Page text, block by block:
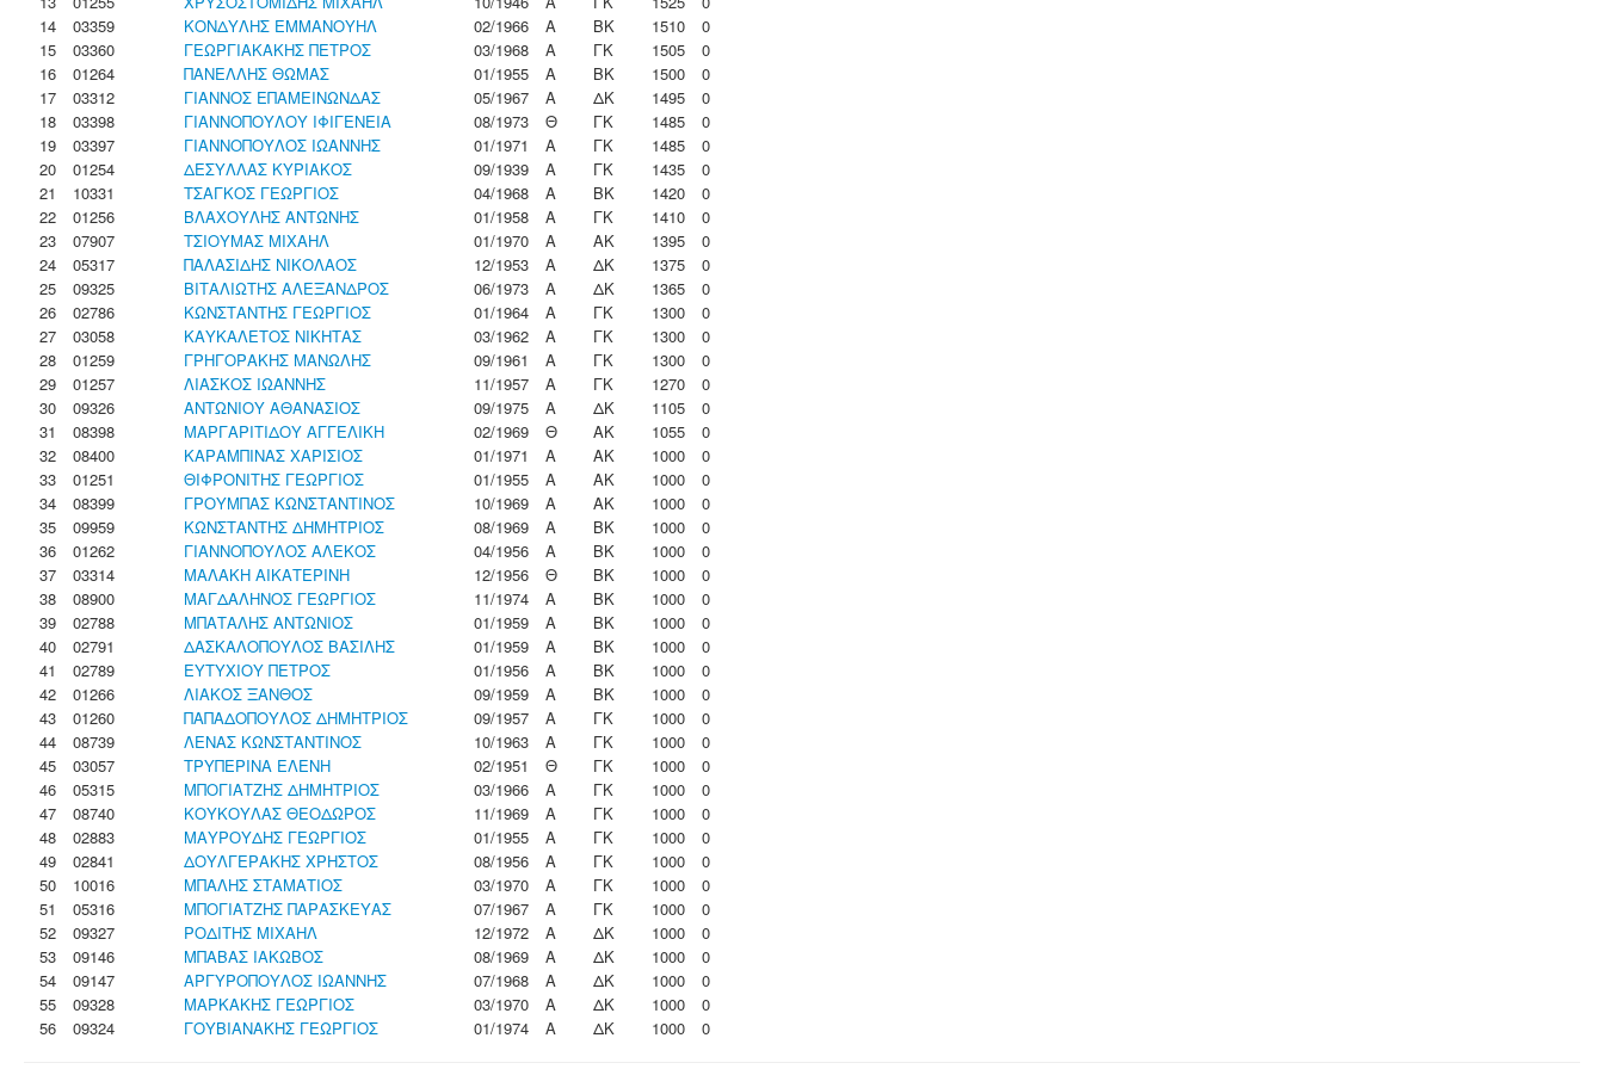
14
03359 ΚΟΝΔΥΛΗΣ ΕΜΜΑΝΟΥΗΛ 02/1966 Α ΒΚ 1510
0
15
03360 ΓΕΩΡΓΙΑΚΑΚΗΣ ΠΕΤΡΟΣ 03/1968 Α ΓΚ 1505
0
16
01264 ΠΑΝΕΛΛΗΣ ΘΩΜΑΣ 01/1955 Α ΒΚ 1500
0
17
03312 ΓΙΑΝΝΟΣ ΕΠΑΜΕΙΝΩΝΔΑΣ 05/1967 Α ΔΚ 1495
0
18
03398 ΓΙΑΝΝΟΠΟΥΛΟΥ ΙΦΙΓΕΝΕΙΑ 08/1973 Θ ΓΚ 1485
0
19
03397 ΓΙΑΝΝΟΠΟΥΛΟΣ ΙΩΑΝΝΗΣ 01/1971 Α ΓΚ 1485
0
20
01254 ΔΕΣΥΛΛΑΣ ΚΥΡΙΑΚΟΣ 09/1939 Α ΓΚ 1435
0
21
10331 ΤΣΑΓΚΟΣ ΓΕΩΡΓΙΟΣ 04/1968 Α ΒΚ 1420
0
22
01256 ΒΛΑΧΟΥΛΗΣ ΑΝΤΩΝΗΣ 01/1958 Α ΓΚ 1410
0
23
07907 ΤΣΙΟΥΜΑΣ ΜΙΧΑΗΛ 01/1970 Α ΑΚ 1395
0
24
05317 ΠΑΛΑΣΙΔΗΣ ΝΙΚΟΛΑΟΣ 12/1953 Α ΔΚ 1375
0
25
09325 ΒΙΤΑΛΙΩΤΗΣ ΑΛΕΞΑΝΔΡΟΣ 06/1973 Α ΔΚ 1365
0
26
02786 ΚΩΝΣΤΑΝΤΗΣ ΓΕΩΡΓΙΟΣ 01/1964 Α ΓΚ 1300
0
27
03058 ΚΑΥΚΑΛΕΤΟΣ ΝΙΚΗΤΑΣ 03/1962 Α ΓΚ 1300
0
28
01259 ΓΡΗΓΟΡΑΚΗΣ ΜΑΝΩΛΗΣ 09/1961 Α ΓΚ 1300
0
29
01257 ΛΙΑΣΚΟΣ ΙΩΑΝΝΗΣ 11/1957 Α ΓΚ 1270
0
30
09326 ΑΝΤΩΝΙΟΥ ΑΘΑΝΑΣΙΟΣ 09/1975 Α ΔΚ 1105
0
31
08398 ΜΑΡΓΑΡΙΤΙΔΟΥ ΑΓΓΕΛΙΚΗ 02/1969 Θ ΑΚ 1055
0
32
08400 ΚΑΡΑΜΠΙΝΑΣ ΧΑΡΙΣΙΟΣ 01/1971 Α ΑΚ 1000
0
33
01251 ΘΙΦΡΟΝΙΤΗΣ ΓΕΩΡΓΙΟΣ 01/1955 Α ΑΚ 1000
0
34
08399 ΓΡΟΥΜΠΑΣ ΚΩΝΣΤΑΝΤΙΝΟΣ 10/1969 Α ΑΚ 1000
0
35
09959 ΚΩΝΣΤΑΝΤΗΣ ΔΗΜΗΤΡΙΟΣ 08/1969 Α ΒΚ 1000
0
36
01262 ΓΙΑΝΝΟΠΟΥΛΟΣ ΑΛΕΚΟΣ 04/1956 Α ΒΚ 1000
0
37
03314 ΜΑΛΑΚΗ ΑΙΚΑΤΕΡΙΝΗ 12/1956 Θ ΒΚ 1000
0
38
08900 ΜΑΓΔΑΛΗΝΟΣ ΓΕΩΡΓΙΟΣ 11/1974 Α ΒΚ 1000
0
39
02788 ΜΠΑΤΑΛΗΣ ΑΝΤΩΝΙΟΣ 01/1959 Α ΒΚ 1000
0
40
02791 ΔΑΣΚΑΛΟΠΟΥΛΟΣ ΒΑΣΙΛΗΣ 01/1959 Α ΒΚ 1000
0
41
02789 ΕΥΤΥΧΙΟΥ ΠΕΤΡΟΣ 01/1956 Α ΒΚ 1000
0
42
01266 ΛΙΑΚΟΣ ΞΑΝΘΟΣ 09/1959 Α ΒΚ 1000
0
43
01260 ΠΑΠΑΔΟΠΟΥΛΟΣ ΔΗΜΗΤΡΙΟΣ 09/1957 Α ΓΚ 1000
0
44
08739 ΛΕΝΑΣ ΚΩΝΣΤΑΝΤΙΝΟΣ 10/1963 Α ΓΚ 1000
0
45
03057 ΤΡΥΠΕΡΙΝΑ ΕΛΕΝΗ 02/1951 Θ ΓΚ 1000
0
46
05315 ΜΠΟΓΙΑΤΖΗΣ ΔΗΜΗΤΡΙΟΣ 03/1966 Α ΓΚ 1000
0
47
08740 ΚΟΥΚΟΥΛΑΣ ΘΕΟΔΩΡΟΣ 11/1969 Α ΓΚ 1000
0
48
02883 ΜΑΥΡΟΥΔΗΣ ΓΕΩΡΓΙΟΣ 01/1955 Α ΓΚ 1000
0
49
02841 ΔΟΥΛΓΕΡΑΚΗΣ ΧΡΗΣΤΟΣ 08/1956 Α ΓΚ 1000
0
50
10016 ΜΠΑΛΗΣ ΣΤΑΜΑΤΙΟΣ 03/1970 Α ΓΚ 1000
0
51
05316 ΜΠΟΓΙΑΤΖΗΣ ΠΑΡΑΣΚΕΥΑΣ 07/1967 Α ΓΚ 1000
0
52
09327 ΡΟΔΙΤΗΣ ΜΙΧΑΗΛ 12/1972 Α ΔΚ 1000
0
53
09146 ΜΠΑΒΑΣ ΙΑΚΩΒΟΣ 08/1969 Α ΔΚ 1000
0
54
09147 ΑΡΓΥΡΟΠΟΥΛΟΣ ΙΩΑΝΝΗΣ 07/1968 Α ΔΚ 1000
0
55
09328 ΜΑΡΚΑΚΗΣ ΓΕΩΡΓΙΟΣ 03/1970 Α ΔΚ 1000
0
56
09324 ΓΟΥΒΙΑΝΑΚΗΣ ΓΕΩΡΓΙΟΣ 01/1974 Α ΔΚ 1000 0